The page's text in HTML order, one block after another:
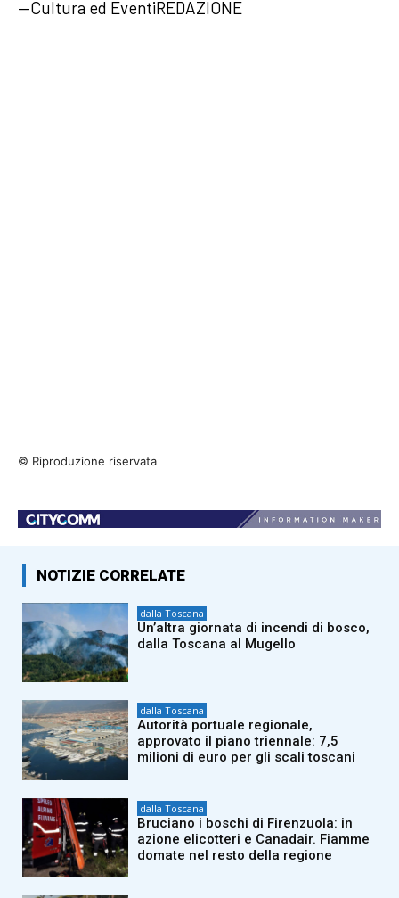
—Cultura ed EventiREDAZIONE
© Riproduzione riservata
NOTIZIE CORRELATE
dalla Toscana
Un’altra giornata di incendi di bosco,
dalla Toscana al Mugello
dalla Toscana
Autorità portuale regionale,
approvato il piano triennale: 7,5
milioni di euro per gli scali toscani
dalla Toscana
Bruciano i boschi di Firenzuola: in
azione elicotteri e Canadair. Fiamme
domate nel resto della regione